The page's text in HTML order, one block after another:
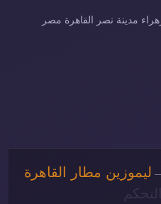
ليموزين مطار القاهرة